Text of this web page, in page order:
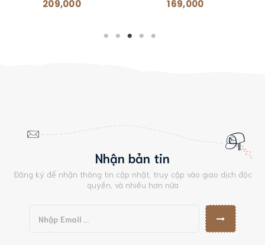
209,000
169,000
Nhận bản tin
Đăng ký để nhận thông tin cập nhật, truy cập vào giao dịch độc
quyền, và nhiều hơn nữa